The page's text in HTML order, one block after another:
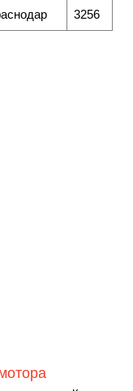
3256